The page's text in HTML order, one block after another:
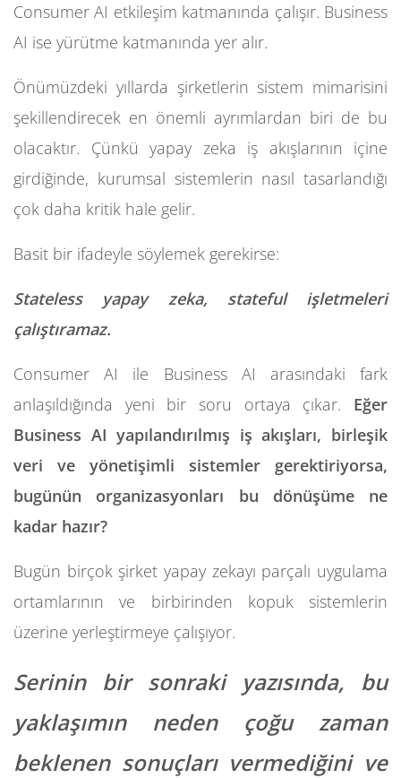
Consumer AI etkileşim katmanında çalışır. Business
AI ise yürütme katmanında yer alır.
Önümüzdeki yıllarda şirketlerin sistem mimarisini
şekillendirecek en önemli ayrımlardan biri de bu
olacaktır. Çünkü yapay zeka iş akışlarının içine
girdiğinde, kurumsal sistemlerin nasıl tasarlandığı
çok daha kritik hale gelir.
Basit bir ifadeyle söylemek gerekirse:
Stateless yapay zeka, stateful işletmeleri
çalıştıramaz.
Consumer AI ile Business AI arasındaki fark
anlaşıldığında yeni bir soru ortaya çıkar. Eğer
Business AI yapılandırılmış iş akışları, birleşik
veri ve yönetişimli sistemler gerektiriyorsa,
bugünün organizasyonları bu dönüşüme ne
kadar hazır?
Bugün birçok şirket yapay zekayı parçalı uygulama
ortamlarının ve birbirinden kopuk sistemlerin
üzerine yerleştirmeye çalışıyor.
Serinin bir sonraki yazısında, bu
yaklaşımın neden çoğu zaman
beklenen sonuçları vermediğini ve